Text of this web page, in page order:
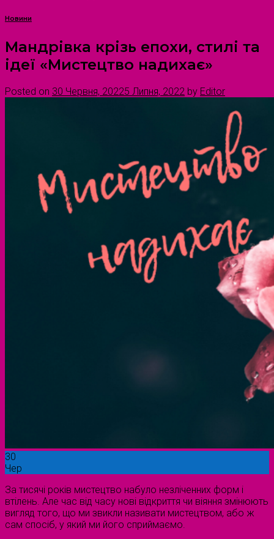
Новини
Мандрівка крізь епохи, стилі та
ідеї «Мистецтво надихає»
Posted on 30 Червня, 20225 Липня, 2022 by Editor
30
Чер
За тисячі років мистецтво набуло незліченних форм і
втілень. Але час від часу нові відкриття чи віяння змінюють
вигляд того, що ми звикли називати мистецтвом, або ж
сам спосіб, у який ми його сприймаємо.